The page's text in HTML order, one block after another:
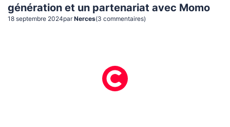
génération et un partenariat avec Momo
18 septembre 2024par Nerces(3 commentaires)